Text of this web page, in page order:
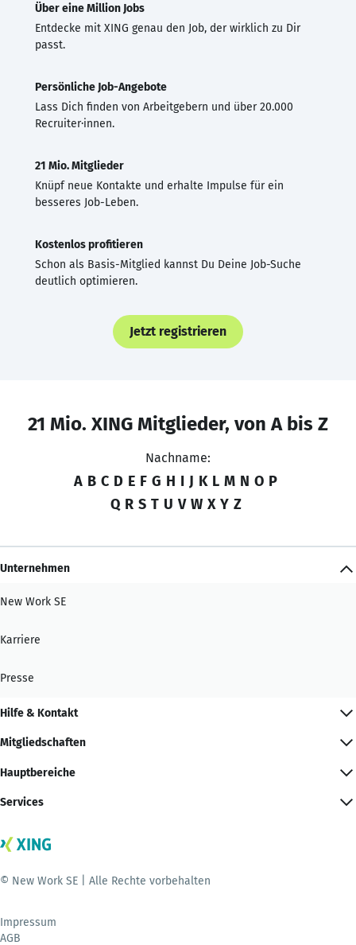
Über eine Million Jobs
Entdecke mit XING genau den Job, der wirklich zu Dir
passt.
Persönliche Job-Angebote
Lass Dich finden von Arbeitgebern und über 20.000
Recruiter·innen.
21 Mio. Mitglieder
Knüpf neue Kontakte und erhalte Impulse für ein
besseres Job-Leben.
Kostenlos profitieren
Schon als Basis-Mitglied kannst Du Deine Job-Suche
deutlich optimieren.
Jetzt registrieren
21 Mio. XING Mitglieder, von A bis Z
Nachname:
A B C D E F G H I J K L M N O P
Q R S T U V W X Y Z
Unternehmen
New Work SE
Karriere
Presse
Hilfe & Kontakt
Mitgliedschaften
Hauptbereiche
Services
© New Work SE | Alle Rechte vorbehalten
Impressum
AGB